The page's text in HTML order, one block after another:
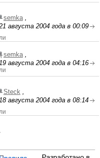
semka,
августа 2004 года в 00:09
semka,
августа 2004 года в 04:16
Steck ,
августа 2004 года в 08:14